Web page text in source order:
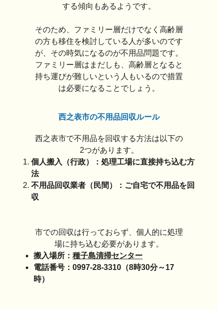
する傾向もあるようです。
そのため、ファミリー層だけでなく高齢層
の方も移住を検討している人が多いのです
が、その時気になるのが不用品問題です。
ファミリー層はまだしも、高齢層となると
持ち運びが難しいという人もいるので措置
は必要になることでしょう。
西之表市の不用品回収ルール
西之表市で不用品を回収する方法は以下の
2つがあります。
個人搬入（行政）：処理工場に直接持ち込む方
法
不用品回収業者（民間）：ご自宅で不用品を回
収
市での回収は行っておらず、個人的に処理
場に持ち込む必要があります。
搬入場所： 種子島清掃センター
電話番号：0997-28-3310（8時30分～17
時）